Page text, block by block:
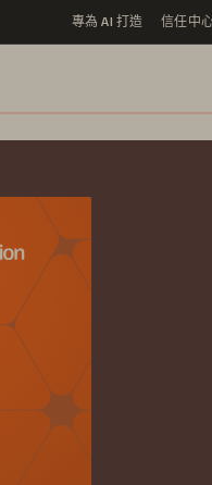
專為 AI 打造 信任中